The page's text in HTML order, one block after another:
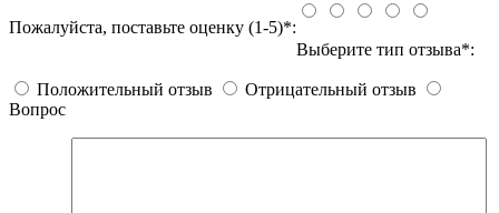
Пожалуйста, поставьте оценку (1-5)*:
Выберите тип отзыва*:
Положительный отзыв
Отрицательный отзыв
Вопрос